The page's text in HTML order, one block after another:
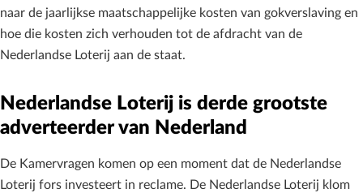
naar de jaarlijkse maatschappelijke kosten van gokverslaving en
hoe die kosten zich verhouden tot de afdracht van de
Nederlandse Loterij aan de staat.
Nederlandse Loterij is derde grootste
adverteerder van Nederland
De Kamervragen komen op een moment dat de Nederlandse
Loterij fors investeert in reclame. De Nederlandse Loterij klom